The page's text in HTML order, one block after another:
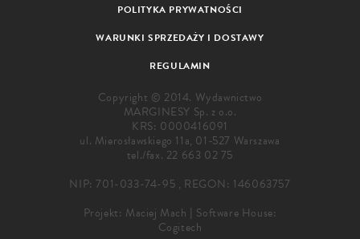
POLITYKA PRYWATNOŚCI
WARUNKI SPRZEDAŻY I DOSTAWY
REGULAMIN
Copyright © 2014. Wydawnictwo
MARGINESY Sp. z o.o.
KRS: 0000416091
ul. Mierosławskiego 11a, 01-527 Warszawa
tel./fax. 22 663 02 75
NIP: 701-033-74-95 , REGON: 146063757
Projekt: Maciej Mach | Software House:
Cogitech